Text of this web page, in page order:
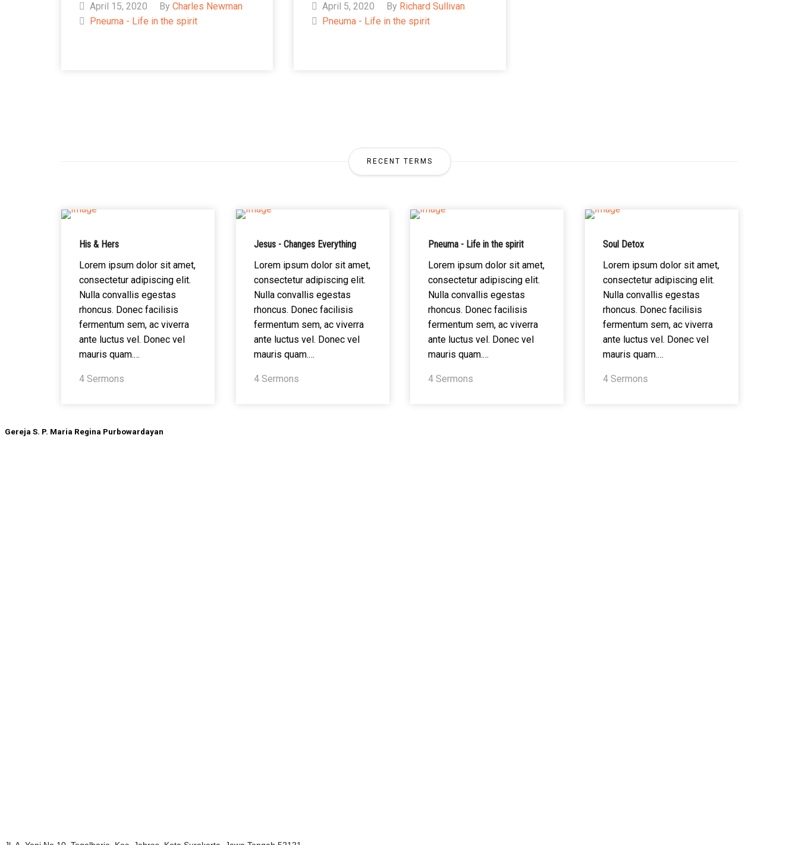
April 15, 2020
ByCharles Newman
Pneuma - Life in the spirit
April 5, 2020
By Richard Sullivan
Pneuma - Life in the spirit
RECENT TERMS
His & Hers
Lorem ipsum dolor sit amet,
consectetur adipiscing elit.
Nulla convallis egestas
rhoncus. Donec facilisis
fermentum sem, ac viverra
ante luctus vel. Donec vel
mauris quam.…
4 Sermons
Jesus - Changes Everything
Lorem ipsum dolor sit amet,
consectetur adipiscing elit.
Nulla convallis egestas
rhoncus. Donec facilisis
fermentum sem, ac viverra
ante luctus vel. Donec vel
mauris quam.…
4 Sermons
Pneuma - Life in the spirit
Lorem ipsum dolor sit amet,
consectetur adipiscing elit.
Nulla convallis egestas
rhoncus. Donec facilisis
fermentum sem, ac viverra
ante luctus vel. Donec vel
mauris quam.…
4 Sermons
Soul Detox
Lorem ipsum dolor sit amet,
consectetur adipiscing elit.
Nulla convallis egestas
rhoncus. Donec facilisis
fermentum sem, ac viverra
ante luctus vel. Donec vel
mauris quam.…
4 Sermons
Gereja S. P. Maria Regina Purbowardayan